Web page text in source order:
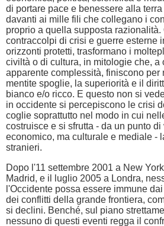
di portare pace e benessere alla
davanti ai mille fili che collegano i
proprio a quella supposta razionalità.
contraccolpi di crisi e guerre esterne
orizzonti protetti, trasformano i
civiltà o di cultura, in mitologie che, a
apparente complessità, finiscono per
mentite spoglie, la superiorità e il
bianco e/o ricco. E questo non si
in occidente si percepiscono le crisi
coglie soprattutto nel modo in cui
costruisce e si sfrutta - da un punto
economico, ma culturale e mediale -
stranieri.
Dopo l'11 settembre 2001 a New
Madrid, e il luglio 2005 a Londra,
l'Occidente possa essere immune
dei conflitti della grande frontiera,
si declini. Benché, sul piano
nessuno di questi eventi regga il